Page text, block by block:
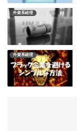
外資系経理
外資系経理